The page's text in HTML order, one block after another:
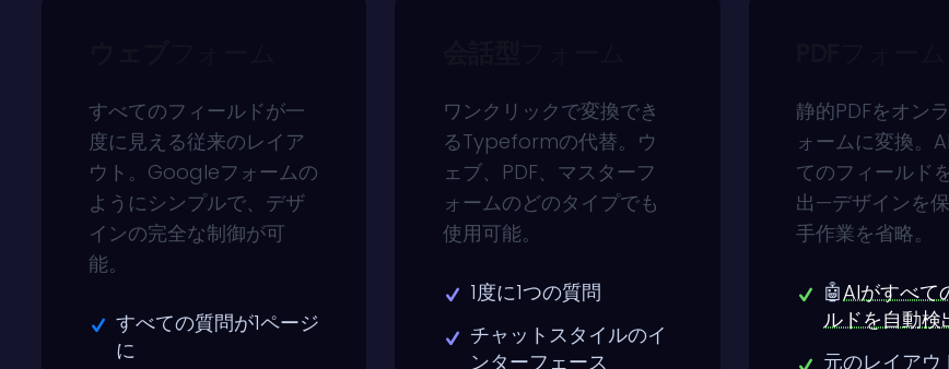
すべてのフィールドが一
度に見える従来のレイア
ウト。Googleフォームの
ようにシンプルで、デザ
インの完全な制御が可
能。
すべての質問が1ページ
に
ワンクリックで変換でき
るTypeformの代替。ウ
ェブ、PDF、マスターフ
ォームのどのタイプでも
使用可能。
1度に1つの質問
チャットスタイルのイ
ンターフェース
静的PDFをオン
ォームに変換。
てのフィールド
出—デザインを保
手作業を省略。
🤖AIがすべて
ルドを自動検
元のレイアウ